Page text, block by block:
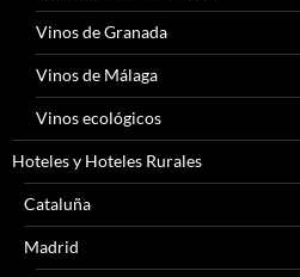
Vinos de Granada
Vinos de Málaga
Vinos ecológicos
Hoteles y Hoteles Rurales
Cataluña
Madrid